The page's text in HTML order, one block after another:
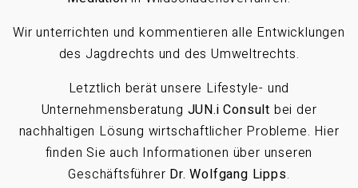
Wir unterrichten und kommentieren alle Entwicklungen
des Jagdrechts und des Umweltrechts.
Letztlich berät unsere Lifestyle- und
Unternehmensberatung JUN.i Consult bei der
nachhaltigen Lösung wirtschaftlicher Probleme. Hier
finden Sie auch Informationen über unseren
Geschäftsführer Dr. Wolfgang Lipps.